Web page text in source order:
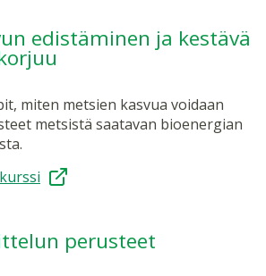
edistäminen ja kestävä
miten metsien kasvua voidaan
metsistä saatavan bioenergian
perusteet